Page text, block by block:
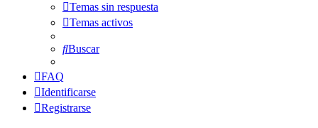
Temas sin respuesta
Temas activos
Buscar
FAQ
Identificarse
Registrarse